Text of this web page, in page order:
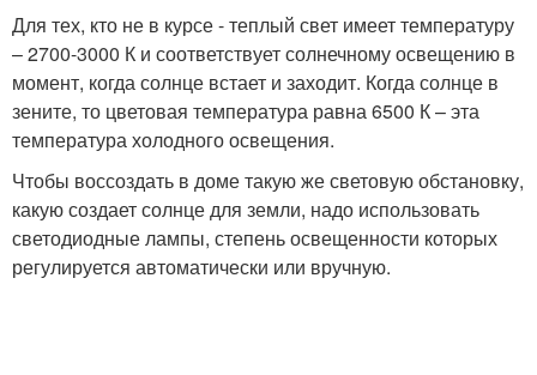
Для тех, кто не в курсе - теплый свет имеет температуру
– 2700-3000 К и соответствует солнечному освещению в
момент, когда солнце встает и заходит. Когда солнце в
зените, то цветовая температура равна 6500 К – эта
температура холодного освещения.
Чтобы воссоздать в доме такую же световую обстановку,
какую создает солнце для земли, надо использовать
светодиодные лампы, степень освещенности которых
регулируется автоматически или вручную.